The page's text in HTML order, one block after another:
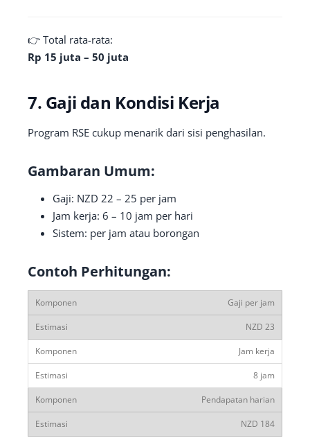
👉 Total rata-rata:
Rp 15 juta – 50 juta
7. Gaji dan Kondisi Kerja
Program RSE cukup menarik dari sisi penghasilan.
Gambaran Umum:
Gaji: NZD 22 – 25 per jam
Jam kerja: 6 – 10 jam per hari
Sistem: per jam atau borongan
Contoh Perhitungan:
Gaji per jam
NZD 23
Jam kerja
8 jam
Pendapatan harian
NZD 184